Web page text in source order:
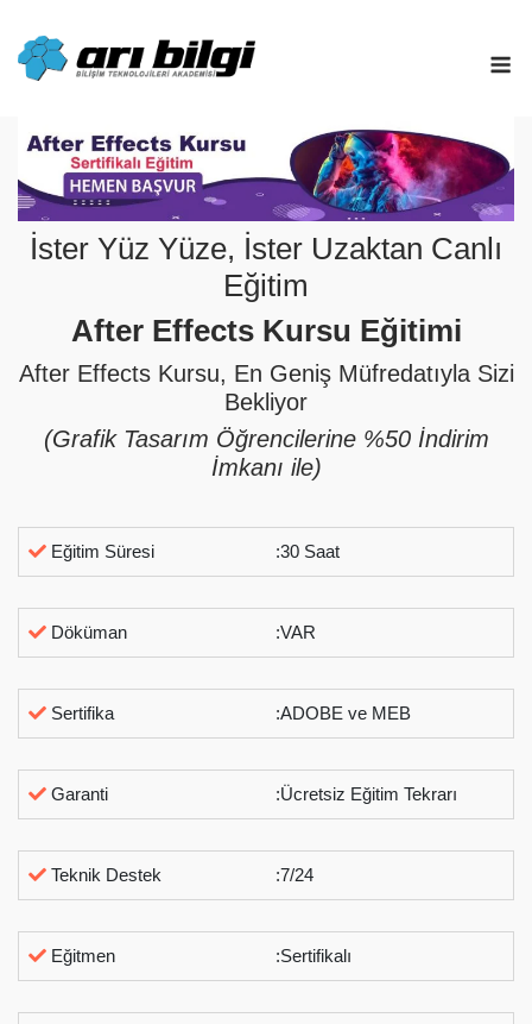
content
İster Yüz Yüze, İster Uzaktan Canlı
Eğitim
After Effects Kursu Eğitimi
After Effects Kursu, En Geniş Müfredatıyla Sizi
Bekliyor
(Grafik Tasarım Öğrencilerine %50 İndirim
İmkanı ile)
Eğitim Süresi :30 Saat
Döküman :VAR
Sertifika :ADOBE ve MEB
Garanti :Ücretsiz Eğitim Tekrarı
Teknik Destek :7/24
Eğitmen :Sertifikalı